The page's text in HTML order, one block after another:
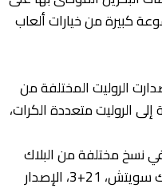
كبيرة من خيارات ألعاب
الروليت المختلفة من
إلى الروليت متعددة الكرات،
نسخ مختلفة من البلاك
جاك بما في ذلك لعبة بلاك جاك سويتش، 21+3، الإصدار